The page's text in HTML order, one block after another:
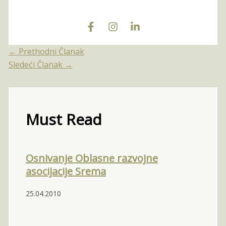
← Prethodni Članak
Sledeći Članak →
Must Read
Osnivanje Oblasne razvojne
asocijacije Srema
25.04.2010